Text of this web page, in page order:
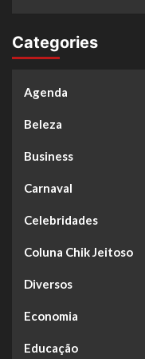
Categories
Agenda
Beleza
Business
Carnaval
Celebridades
Coluna Chik Jeitoso
Diversos
Economia
Educação